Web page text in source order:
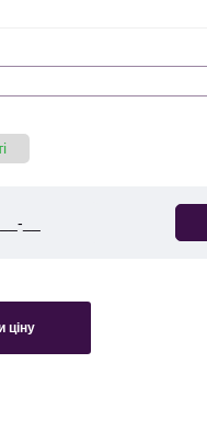
ціну